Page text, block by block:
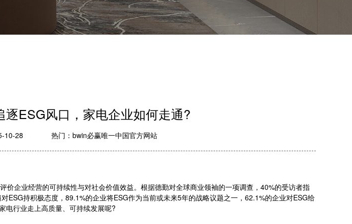
ESG风口，家电企业如何走通?
10-28 热门： bwin必赢唯一中国官方网站
业经营的可持续性与对社会价值效益。根据德勤对全球商业领袖的一项调查，40%的受访者指
持积极态度，89.1%的企业将ESG作为当前或未来5年的战略议题之一，62.1%的企业对ESG给
电行业走上高质量、可持续发展呢?